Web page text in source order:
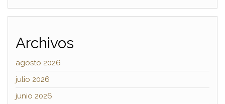
Archivos
agosto 2026
julio 2026
junio 2026